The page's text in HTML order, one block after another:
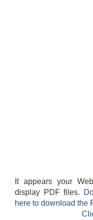
It appears your
display PDF files.
here to download the